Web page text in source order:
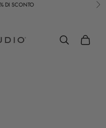
DI SCONTO
Cerca Carrello